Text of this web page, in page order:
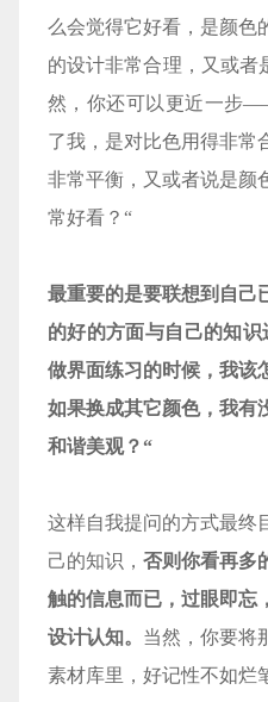
么会觉得它好看，是颜色
的设计非常合理，又或者
然，你还可以更近一步
了我，是对比色用得非常
非常平衡，又或者说是颜
常好看？“
最重要的是要联想到自己
的好的方面与自己的知识
做界面练习的时候，我该
如果换成其它颜色，我有
和谐美观？“
这样自我提问的方式最终
己的知识， 否则你看再多
触的信息而已，过眼即忘
设计认知。 当然，你要将
素材库里，好记性不如烂